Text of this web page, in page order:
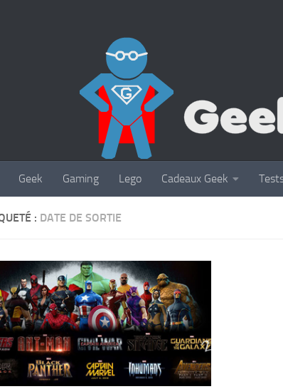
Geek Gaming Lego Cadeaux Geek
: DATE DE SORTIE